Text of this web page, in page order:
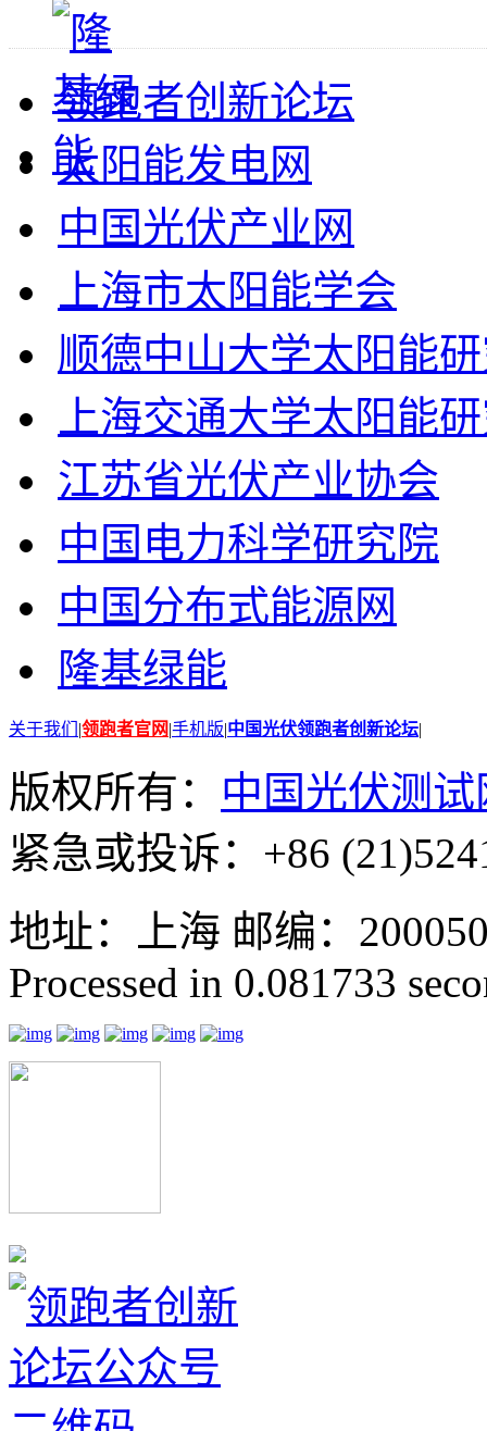
领跑者创新论坛
太阳能发电网
中国光伏产业网
上海市太阳能学会
顺德中山大学太阳能
上海交通大学太阳能
江苏省光伏产业协会
中国电力科学研究院
中国分布式能源网
隆基绿能
关于我们 |领跑者官网|手机版|中国光伏领跑者创新论坛|
版权所有： 中国光伏测试
紧急或投诉：+86
地址：上海 邮编：
Processed in 0.081733